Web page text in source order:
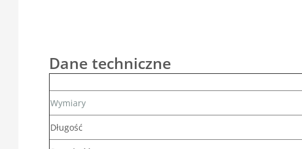
Dane techniczne
Wymiary
Długość